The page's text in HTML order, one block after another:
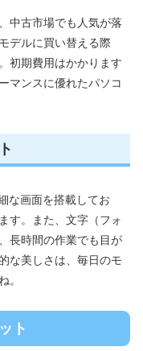
中古市場でも人気が落
デルに買い替える際
初期費用はかかります
マンスに優れたパソコ
な画面を搭載してお
す。また、文字（フォ
長時間の作業でも目が
な美しさは、毎日のモ
。
ト